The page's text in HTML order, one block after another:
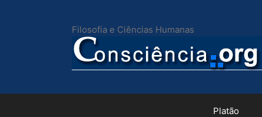
Filosofia e Ciências Humanas
Platão